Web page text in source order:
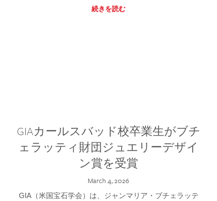
続きを読む
GIAカールスバッド校卒業生がブチ
ェラッティ財団ジュエリーデザイ
ン賞を受賞
March 4, 2026
GIA（米国宝石学会）は、ジャンマリア・ブチェラッテ